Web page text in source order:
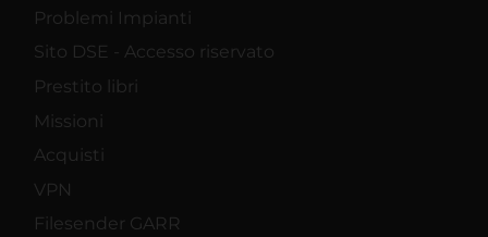
Problemi Impianti
Sito DSE - Accesso riservato
Prestito libri
Missioni
Acquisti
VPN
Filesender GARR